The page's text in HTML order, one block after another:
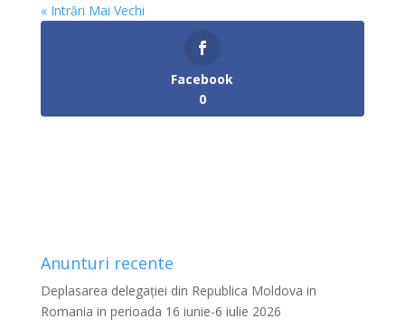
« Intrări Mai Vechi
Facebook
0
Anunturi recente
Deplasarea delegației din Republica Moldova in
Romania in perioada 16 iunie-6 iulie 2026